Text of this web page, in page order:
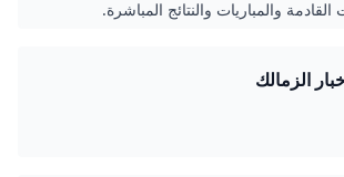
القادمة والمباريات والنتائج المباشرة.